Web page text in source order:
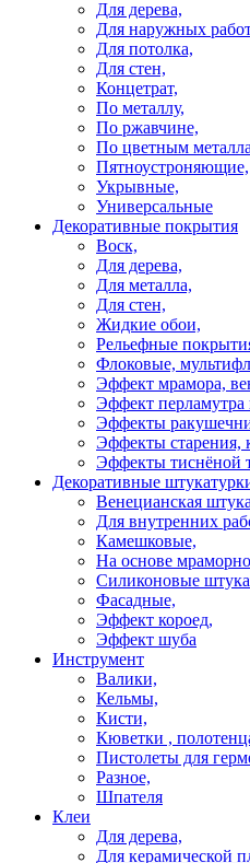
Для дерева,
Для наружных
Для потолка,
Для стен,
Концетрат,
По металлу,
По ржавчине,
По цветным
Пятноустроняющие,
Укрывные,
Универсальные
Декоративные покрытия
Воск,
Для дерева,
Для металла,
Для стен,
Жидкие обои,
Рельефные
Флоковые,
Эффект мрамора,
Эффект перламутра
Эффекты
Эффекты старения,
Эффекты тиснёной
Декоративные
Венецианская
Для внутренних
Камешковые,
На основе
Силиконовые
Фасадные,
Эффект короед,
Эффект шуба
Инструмент
Валики,
Кельмы,
Кисти,
Кюветки ,
Пистолеты для
Разное,
Шпателя
Клеи
Для дерева,
Для керамической